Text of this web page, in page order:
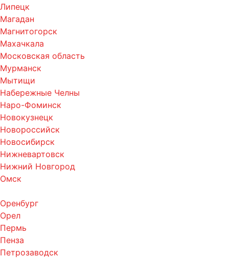
Липецк
Магадан
Магнитогорск
Махачкала
Московская область
Мурманск
Мытищи
Набережные Челны
Наро-Фоминск
Новокузнецк
Новороссийск
Новосибирск
Нижневартовск
Нижний Новгород
Омск
Оренбург
Орел
Пермь
Пенза
Петрозаводск